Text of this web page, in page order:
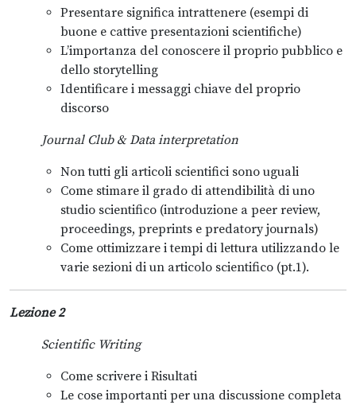
Presentare significa intrattenere (esempi di
buone e cattive presentazioni scientifiche)
L’importanza del conoscere il proprio pubblico e
dello storytelling
Identificare i messaggi chiave del proprio
discorso
Journal Club & Data interpretation
Non tutti gli articoli scientifici sono uguali
Come stimare il grado di attendibilità di uno
studio scientifico (introduzione a peer review,
proceedings, preprints e predatory journals)
Come ottimizzare i tempi di lettura utilizzando le
varie sezioni di un articolo scientifico (pt.1).
Lezione 2
Scientific Writing
Come scrivere i Risultati
Le cose importanti per una discussione completa